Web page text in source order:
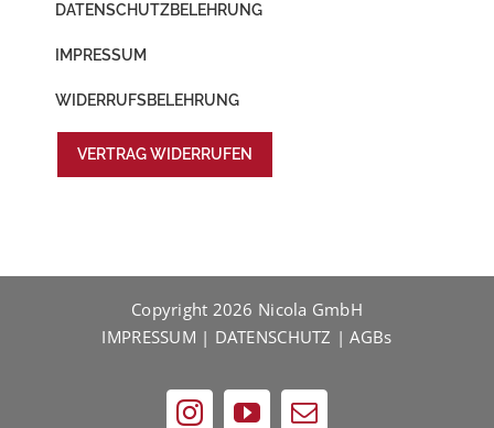
DATENSCHUTZBELEHRUNG
IMPRESSUM
WIDERRUFSBELEHRUNG
VERTRAG WIDERRUFEN
Copyright 2026 Nicola GmbH
IMPRESSUM | DATENSCHUTZ |AGBs